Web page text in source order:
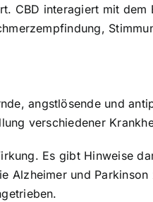
CBD interagiert mit
angstlösende und
verschiedener
Es gibt Hinweise
Alzheimer und